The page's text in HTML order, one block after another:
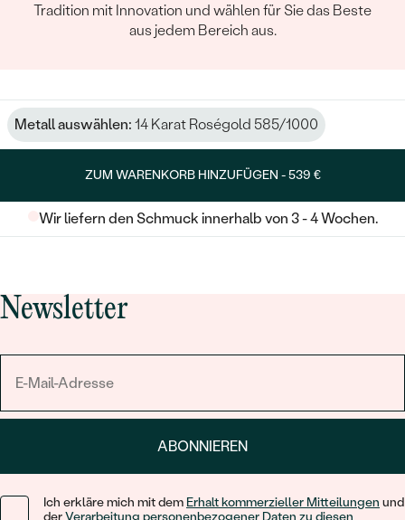
Tradition mit Innovation und wählen für Sie das Beste
aus jedem Bereich aus.
Metall auswählen: 14 Karat Roségold 585/1000
ZUM WARENKORB HINZUFÜGEN -539 €
Wir liefern den Schmuck innerhalb von 3 - 4 Wochen.
Newsletter
ABONNIEREN
Ich erkläre mich mit dem Erhalt kommerzieller Mitteilungen und
derVerarbeitung personenbezogener Daten zu diesen